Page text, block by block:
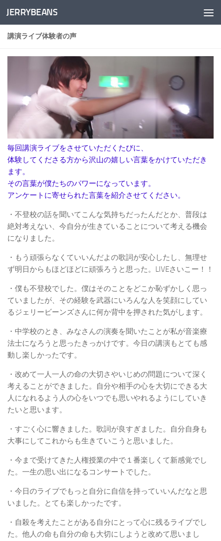
コンテンツへスキップ
JERRYBEANS
講演ライブ体験者の声
毎回講演ライブをさせていただくたびに、
体験してくださる方から沢山の嬉しい言葉をかけていただき
ます。
その言葉が僕たちのパワーになっています。
アンケートに寄せられた言葉を紹介させてください。
・不登校の話を聞いてこんな気持ちだったんだとか、普段は
絶対考えない、今自分が生きていることについて考える機会
になりました。
・もう頑張らなくていいんだよの歌詞が安心したし、無理せ
ず明日からもほどほどに頑張ろうと思った。LIVEさいこー！！
・僕も不登校でした。僕はそのことをどこか恥ずかしく思っ
ていましたが、その経験を武器にいろんな人を笑顔にしてい
るジェリービーンズさんに何か背中を押された気がします。
・中学校のとき、みなさんの演奏を聞いたことが私が音楽療
法士になろうと思ったきっかけです。今日の講演もとても感
動し楽しかったです。
・改めて一人一人の命の大切さやいじめの問題について深く
考えることができました。自分や相手の心を大切にできる大
人になれるよう人の心をいつでも思いやれるようにしていき
たいと思います。
・すごく心に響きました。歌詞が良すぎました。自分自身も
大事にしてこれからも生きていこうと思いました。
・今まで受けてきた人権授業の中で１番楽しくて新感覚でし
た。一生の思い出になるコンサートでした。
・今日のライブでもっと自分に自信を持っていいんだなと思
いました。とても楽しかったです。
・自殺を考えたことがある自分にとって心に残るライブでし
た。他人の命も自分の命も大切にしようと改めて思いまし